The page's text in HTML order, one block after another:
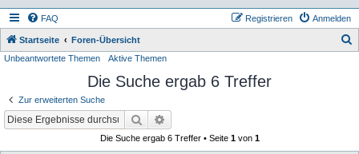
FAQ Anmelden
Registrieren
Startseite Foren-Übersicht
Unbeantwortete Themen Aktive Themen
Die Suche ergab 6 Treffer
Zur erweiterten Suche
Suche
Die Suche ergab 6 Treffer • Seite 1von 1